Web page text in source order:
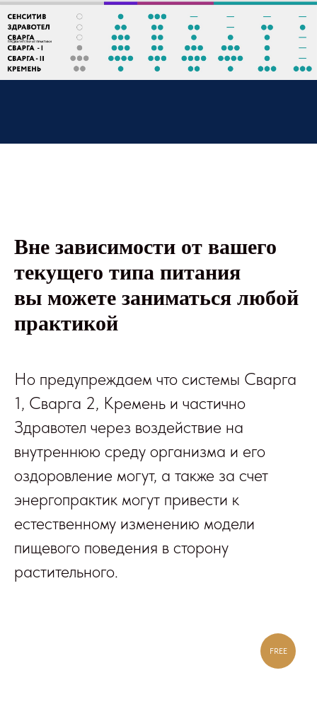
Вне зависимости от вашего
текущего типа питания
вы можете заниматься любой
практикой
Но предупреждаем что системы Сварга
1, Сварга 2, Кремень и частично
Здравотел через воздействие на
внутреннюю среду организма и его
оздоровление могут, а также за счет
энергопрактик могут привести к
естественному изменению модели
пищевого поведения в сторону
растительного.
FREE